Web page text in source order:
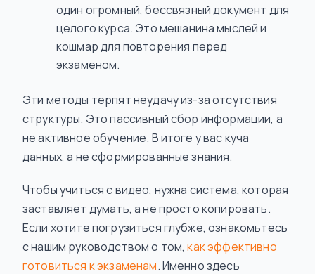
один огромный, бессвязный документ для
целого курса. Это мешанина мыслей и
кошмар для повторения перед
экзаменом.
Эти методы терпят неудачу из-за отсутствия
структуры. Это пассивный сбор информации, а
не активное обучение. В итоге у вас куча
данных, а не сформированные знания.
Чтобы учиться с видео, нужна система, которая
заставляет думать, а не просто копировать.
Если хотите погрузиться глубже, ознакомьтесь
с нашим руководством о том,как эффективно
готовиться к экзаменам. Именно здесь